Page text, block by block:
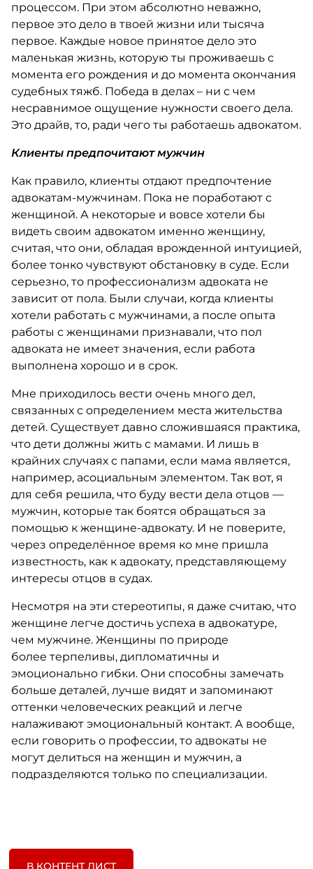
процессом. При этом абсолютно неважно,
первое это дело в твоей жизни или тысяча
первое. Каждые новое принятое дело это
маленькая жизнь, которую ты проживаешь с
момента его рождения и до момента окончания
судебных тяжб. Победа в делах – ни с чем
несравнимое ощущение нужности своего дела.
Это драйв, то, ради чего ты работаешь адвокатом.
Клиенты предпочитают мужчин
Как правило, клиенты отдают предпочтение
адвокатам-мужчинам. Пока не поработают с
женщиной. А некоторые и вовсе хотели бы
видеть своим адвокатом именно женщину,
считая, что они, обладая врожденной интуицией,
более тонко чувствуют обстановку в суде. Если
серьезно, то профессионализм адвоката не
зависит от пола. Были случаи, когда клиенты
хотели работать с мужчинами, а после опыта
работы с женщинами признавали, что пол
адвоката не имеет значения, если работа
выполнена хорошо и в срок.
Мне приходилось вести очень много дел,
связанных с определением места жительства
детей. Существует давно сложившаяся практика,
что дети должны жить с мамами. И лишь в
крайних случаях с папами, если мама является,
например, асоциальным элементом. Так вот, я
для себя решила, что буду вести дела отцов —
мужчин, которые так боятся обращаться за
помощью к женщине-адвокату. И не поверите,
через определённое время ко мне пришла
известность, как к адвокату, представляющему
интересы отцов в судах.
Несмотря на эти стереотипы, я даже считаю, что
женщине легче достичь успеха в адвокатуре,
чем мужчине. Женщины по природе
более терпеливы, дипломатичны и
эмоционально гибки. Они способны замечать
больше деталей, лучше видят и запоминают
оттенки человеческих реакций и легче
налаживают эмоциональный контакт. А вообще,
если говорить о профессии, то адвокаты не
могут делиться на женщин и мужчин, а
подразделяются только по специализации.
В КОНТЕНТ ЛИСТ